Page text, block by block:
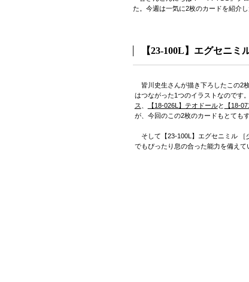
た。今週は一気に2枚のカードを紹介
【23-100L】エグセニミ
皆川史生さんが描き下ろしたこの2
はつながった1つのイラストなのです
ス
【18-026L】テオドールと 【18-
が、今回のこの2枚のカードもとても
そして【23-100L】エグセニミル ［
でもぴったり息の合った能力を備えて